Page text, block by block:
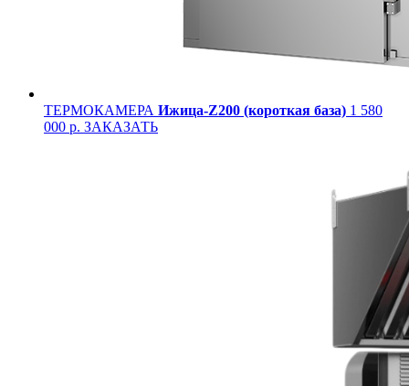
ТЕРМОКАМЕРА Ижица-Z200 (короткая база) 1 580
000 р. ЗАКАЗАТЬ